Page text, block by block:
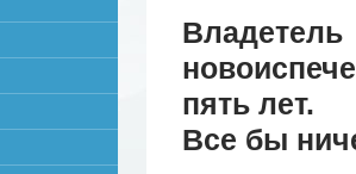
пять лет.
Все бы